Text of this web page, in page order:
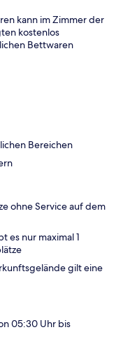
kann im Zimmer der
kostenlos
Bettwaren
Bereichen
ohne Service auf dem
es nur maximal 1
gilt eine
05:30 Uhr bis